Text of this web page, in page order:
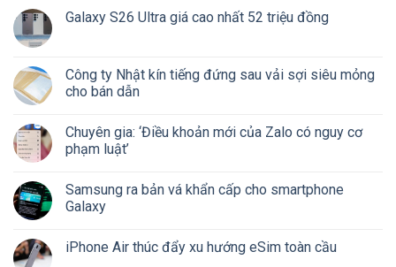
Galaxy S26 Ultra giá cao nhất 52 triệu đồng
Công ty Nhật kín tiếng đứng sau vải sợi siêu mỏng
cho bán dẫn
Chuyên gia: ‘Điều khoản mới của Zalo có nguy cơ
phạm luật’
Samsung ra bản vá khẩn cấp cho smartphone
Galaxy
iPhone Air thúc đẩy xu hướng eSim toàn cầu